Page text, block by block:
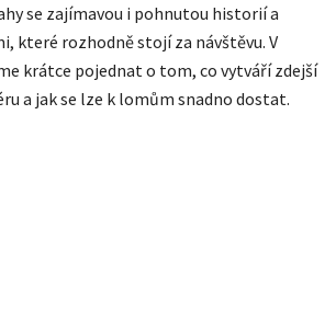
se zajímavou i pohnutou historií a
které rozhodně stojí za návštěvu. V
krátce pojednat o tom, co vytváří zdejší
a jak se lze k lomům snadno dostat.